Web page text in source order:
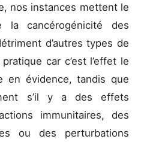
nos instances mettent le
la cancérogénicité des
d’autres types de
car c’est l’effet le
en évidence, tandis que
s’il y a des effets
immunitaires, des
ou des perturbations